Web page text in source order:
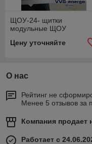
ЩОУ-24- щитки
модульные ЩОУ
Цену уточняйте
О нас
Рейтинг не
Менее 5 отзывов за
Компания продает
Работает с